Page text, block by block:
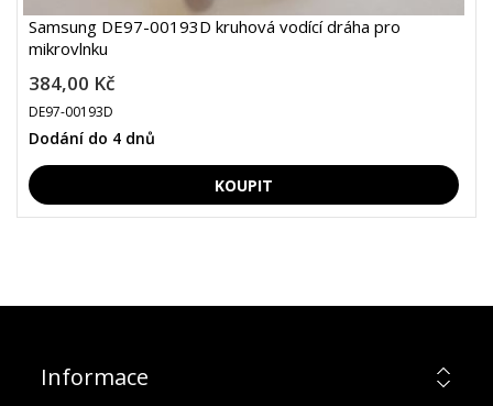
Samsung DE97-00193D kruhová vodící dráha pro
mikrovlnku
384,00 Kč
DE97-00193D
Dodání do 4 dnů
Informace